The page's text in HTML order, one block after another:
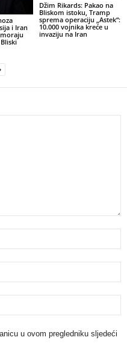
i Iran
Džim Rikards: Pakao na
Bliskom istoku, Tramp
sprema operaciju „Astek“:
10.000 vojnika kreće u
invaziju na Iran
u ovom pregledniku sljedeći